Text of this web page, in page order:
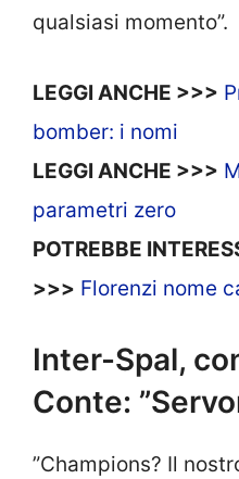
qualsiasi momento”.
LEGGI ANCHE >>>
bomber: i nomi
LEGGI ANCHE >>>
parametri zero
POTREBBE
>>> Florenzi nome
Inter-Spal,
Conte:
”Champions? Il